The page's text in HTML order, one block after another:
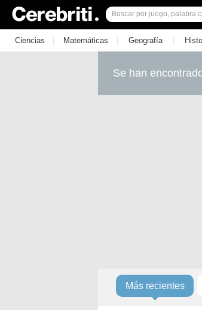
Ciencias | Matemáticas | Geografía |
Se han
Más recientes